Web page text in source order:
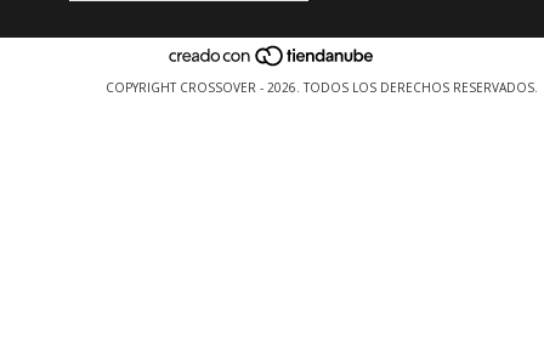
COPYRIGHT CROSSOVER - 2026. TODOS LOS DERECHOS RESERVADOS.